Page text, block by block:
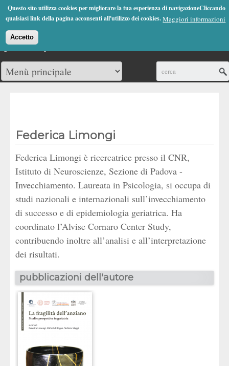
Questo sito utilizza cookies per migliorare la tua esperienza di navigazioneCliccando
qualsiasi link della pagina acconsenti all'utilizzo dei cookies.Maggiori informazioni
Accetto
Jump to Navigation
(0)
Federica Limongi
Federica Limongi è ricercatrice presso il CNR,
Istituto di Neuroscienze, Sezione di Padova -
Invecchiamento. Laureata in Psicologia, si occupa di
studi nazionali e internazionali sull’invecchiamento
di successo e di epidemiologia geriatrica. Ha
coordinato l’Alvise Cornaro Center Study,
contribuendo inoltre all’analisi e all’interpretazione
dei risultati.
pubblicazioni dell'autore